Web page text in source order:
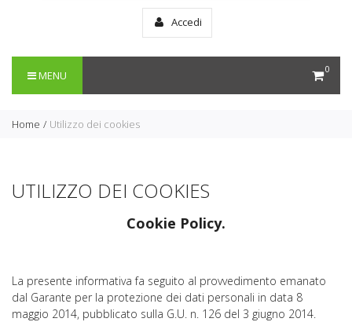
Accedi
0
MENU
Home Utilizzo dei cookies
UTILIZZO DEI COOKIES
Cookie Policy.
La presente informativa fa seguito al provvedimento emanato
dal Garante per la protezione dei dati personali in data 8
maggio 2014, pubblicato sulla G.U. n. 126 del 3 giugno 2014.